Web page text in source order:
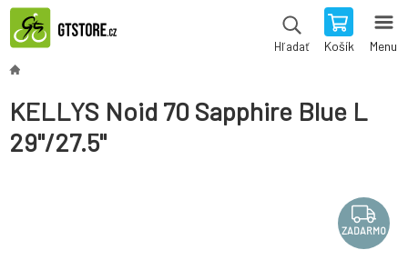
Hľadať Košík Menu
KELLYS Noid 70 Sapphire Blue L
29"/27.5"
ZADARMO